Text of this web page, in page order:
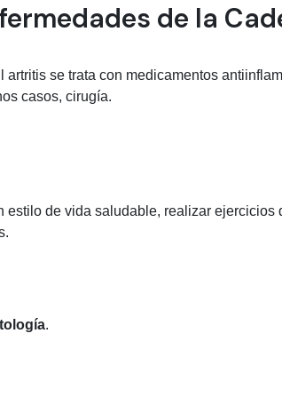
de la
se trata con medicamentos
casos, cirugía.
de vida saludable, realizar ejercicios
.